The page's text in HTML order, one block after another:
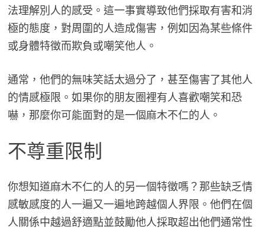
法理解別人的感受。這一事實導致他們採取有害和消
極的態度，對周圍的人造成傷害，例如因為某些條件
或身體特徵而欺負或嘲笑他人。
通常，他們的無味笑話太過分了，甚至傷害了其他人
的情感極限。如果你的朋友圈裡有人喜歡嘲笑和恐
嚇，那麼你可能面對的是一個麻木不仁的人。
不尊重限制
你想知道麻木不仁的人的另一個特徵嗎？那些缺乏情
感敏感度的人一遍又一遍地跨越個人界限。他們在個
人關係中越過舒適點並鼓勵他人採取超出他們通常性